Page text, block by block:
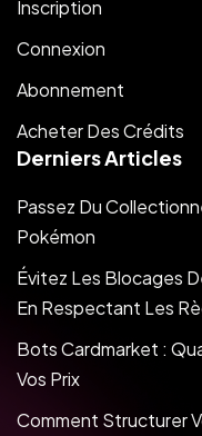
Inscription
Connexion
Abonnement
Acheter Des Crédits
Derniers Articles
Passez Du
Pokémon
Évitez Les Blocages
En Respectant Les
Bots Cardmarket :
Vos Prix
Comment Structurer